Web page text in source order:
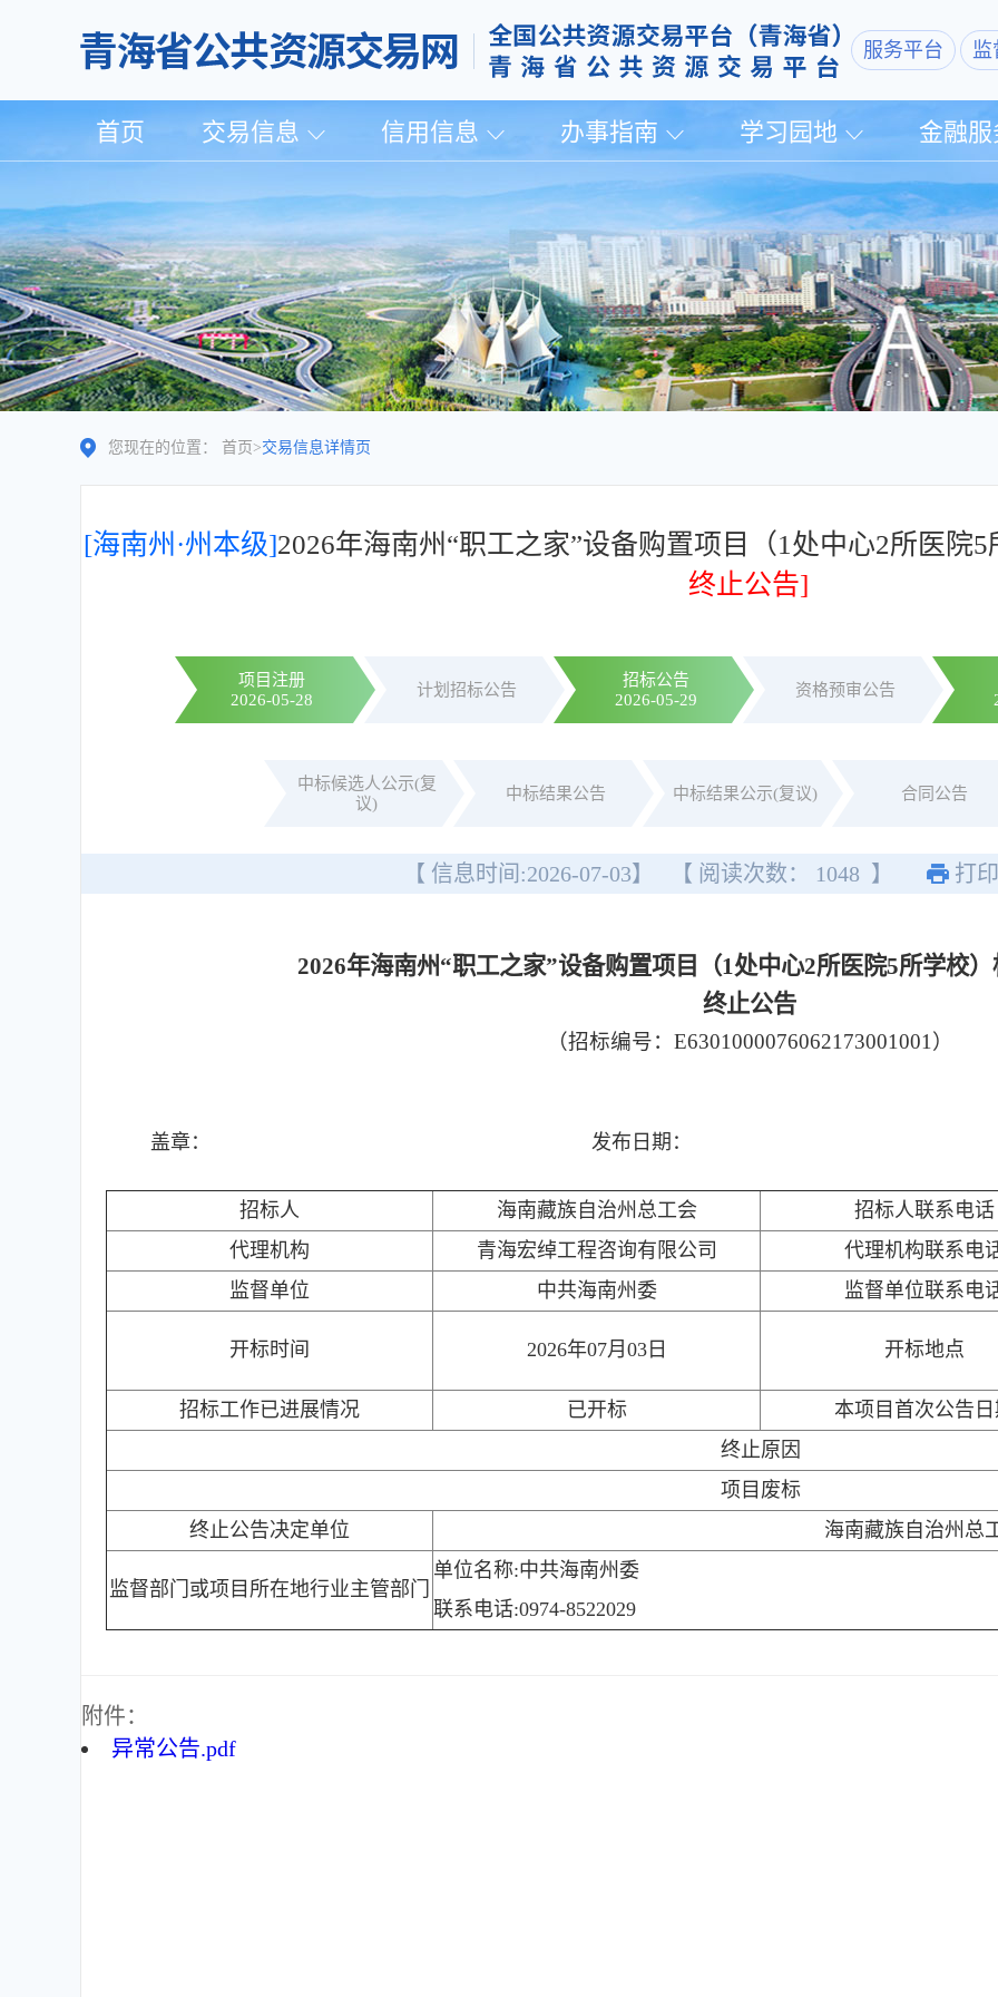
服务平台 监
首页 交易信息 信用信息 办事指南 学习园地 金融服
您现在的位置： 首页 >交易信息详情页
[海南州·州本级]2026年海南州“职工之家”设备购置项目（1处中心2所医院
终止公告]
项目注册
2026-05-28
计划招标公告
招标公告
2026-05-29
资格预审公告
中标候选人公示(复
议)
中标结果公告 中标结果公示(复议) 合同公告
【 信息时间:2026-07-03】 【 阅读次数： 1048 】 打印
2026年海南州“职工之家”设备购置项目（1处中心2所医院5所学校
终止公告
（招标编号：E6301000076062173001001）
盖章： 发布日期：
招标人 海南藏族自治州总工会
招标人联系电话
代理机构
青海宏绰工程咨询有限公司
代理机构联系电
监督单位
中共海南州委 监督单位联系电
开标时间 2026年07月03日 开标地点
招标工作已进展情况 已开标
本项目首次公告
终止原因
项目废标
终止公告决定单位
海南藏族自治州总
监督部门或项目所在地行业主管部门
单位名称:中共海南州委
联系电话:0974-8522029
附件：
异常公告.pdf